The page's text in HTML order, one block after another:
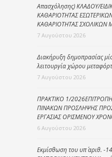
Απασχόλησης) ΚΛΑΔΟΥ/
ΚΑΘΑΡΙΟΤΗΤΑΣ
ΚΑΘΑΡΙΟΤΗΤΑΣ
7 Αυγούστου 2026
Διακήρυξη δημοπρασίας
λειτουργία χώρου
7 Αυγούστου 2026
ΠΡΑΚΤΙΚΟ 1/
ΠΙΝΑΚΩΝ ΠΡΟΣΛΗΨΗΣ
ΕΡΓΑΣΙΑΣ ΟΡΙΣΜΕΝΟΥ
6 Αυγούστου 2026
Εκμίσθωση του υπ΄ αριθ. -